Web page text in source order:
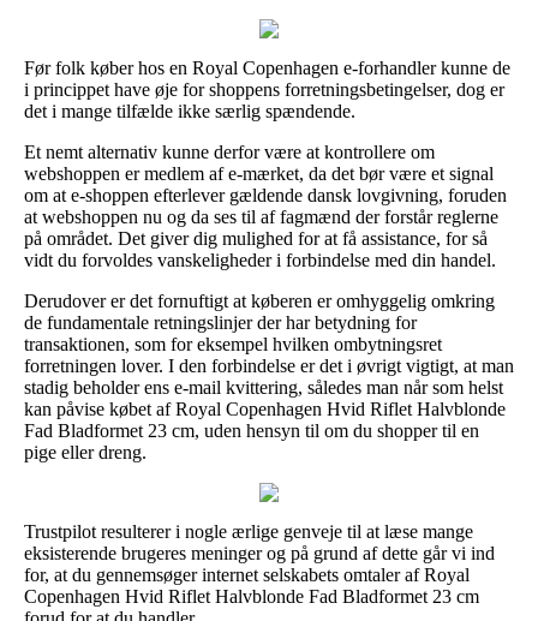
Før folk køber hos en Royal Copenhagen e-forhandler kunne de
i princippet have øje for shoppens forretningsbetingelser, dog er
det i mange tilfælde ikke særlig spændende.
Et nemt alternativ kunne derfor være at kontrollere om
webshoppen er medlem af e-mærket, da det bør være et signal
om at e-shoppen efterlever gældende dansk lovgivning, foruden
at webshoppen nu og da ses til af fagmænd der forstår reglerne
på området. Det giver dig mulighed for at få assistance, for så
vidt du forvoldes vanskeligheder i forbindelse med din handel.
Derudover er det fornuftigt at køberen er omhyggelig omkring
de fundamentale retningslinjer der har betydning for
transaktionen, som for eksempel hvilken ombytningsret
forretningen lover. I den forbindelse er det i øvrigt vigtigt, at man
stadig beholder ens e-mail kvittering, således man når som helst
kan påvise købet af Royal Copenhagen Hvid Riflet Halvblonde
Fad Bladformet 23 cm, uden hensyn til om du shopper til en
pige eller dreng.
Trustpilot resulterer i nogle ærlige genveje til at læse mange
eksisterende brugeres meninger og på grund af dette går vi ind
for, at du gennemsøger internet selskabets omtaler af Royal
Copenhagen Hvid Riflet Halvblonde Fad Bladformet 23 cm